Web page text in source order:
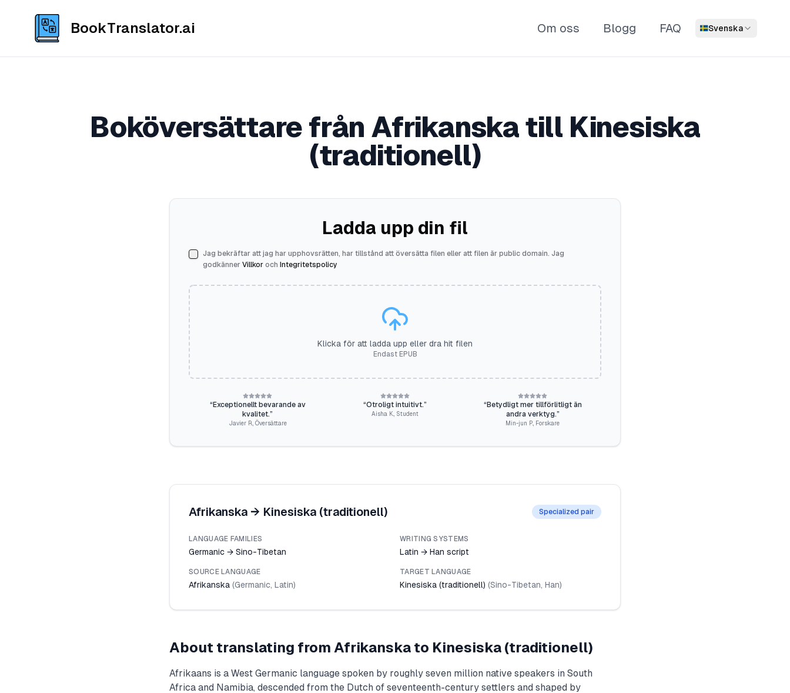
BookTranslator.ai Om oss Blogg FAQ Svenska
Boköversättare från Afrikanska till Kinesiska
(traditionell)
Ladda upp din fil
Jag bekräftar att jag har upphovsrätten, har tillstånd att översätta filen eller att filen är public domain. Jag
godkänner Villkor och Integritetspolicy
Klicka för att ladda upp eller dra hit filen
Endast EPUB
“ Exceptionellt bevarande av
kvalitet.”
Javier R. Översättare
“Otroligt intuitivt.”
Aisha K. Student
“ Betydligt mer tillförlitligt än
andra verktyg.”
Min-jun P. Forskare
Afrikanska → Kinesiska (traditionell) Specialized pair
LANGUAGE FAMILIES
Germanic → Sino-Tibetan
WRITING SYSTEMS
Latin → Han script
SOURCE LANGUAGE
Afrikanska (Germanic, Latin)
TARGET LANGUAGE
Kinesiska (traditionell) (Sino-Tibetan, Han)
About translating from Afrikanska to Kinesiska (traditionell)
Afrikaans is a West Germanic language spoken by roughly seven million native speakers in South
Africa and Namibia, descended from the Dutch of seventeenth-century settlers and shaped by